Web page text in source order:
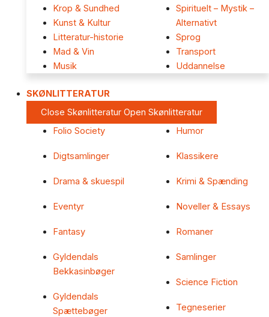
Krop & Sundhed
Kunst & Kultur
Litteratur-historie
Mad & Vin
Musik
Spirituelt – Mystik –
Alternativt
Sprog
Transport
Uddannelse
SKØNLITTERATUR
Close Skønlitteratur Open Skønlitteratur
Folio Society
Digtsamlinger
Drama & skuespil
Eventyr
Fantasy
Gyldendals
Bekkasinbøger
Gyldendals
Spættebøger
Humor
Klassikere
Krimi & Spænding
Noveller & Essays
Romaner
Samlinger
Science Fiction
Tegneserier